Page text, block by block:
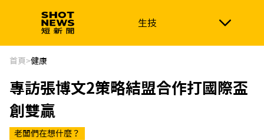
生技
生技 政治
新南向 體育
首頁>健康
專訪張博文2策略結盟合作打國際盃
創雙贏
老闆們在想什麼？